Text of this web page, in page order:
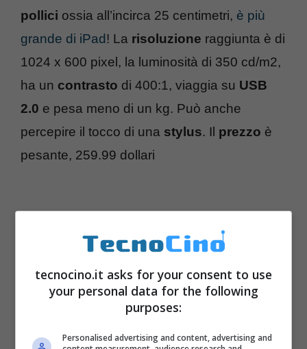
pollici ossia all’incirca 25 centimetri, è più
grande di iPad! La risoluzione raggiunta è di
1024 x 600 pixel, la luminosità di 350 cd/m2,
ha un contrasto di 400:1, viaggia su USB
2.0 e pesa meno di un kg. Può anche
percepire il tocco di una stylus. Il prezzo è
pesante, 259.99 dollari
tecnocino.it asks for your consent to use
your personal data for the following
purposes:
Personalised advertising and content, advertising and